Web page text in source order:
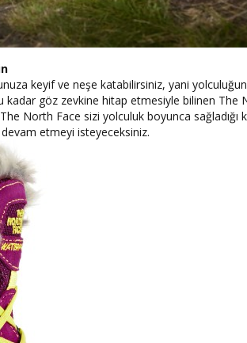
keyif ve neşe katabilirsiniz, yani
kadar göz zevkine hitap etmesiyle bilinen The
North Face sizi yolculuk boyunca
etmeyi isteyeceksiniz.